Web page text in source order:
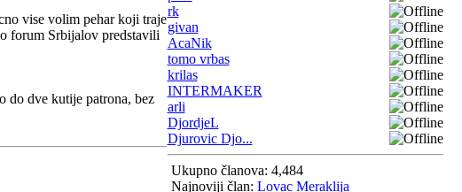
vise volim pehar koji traje
forum Srbijalov predstavili
do dve kutije patrona, bez
rk
givan
AcaNik
tomo vrbas
krilas
INTERMAKER
arli
DjordjeL
Djurovic Djo...
Ukupno članova: 4,484
Najnoviji član: Lovac Meraklija